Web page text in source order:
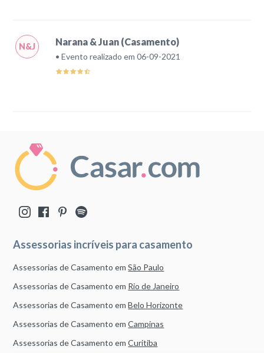
N&J Narana & Juan (Casamento)
• Evento realizado em 06-09-2021
Assessorias incríveis para casamento
Assessorias de Casamento emSão Paulo
Assessorias de Casamento em Rio de Janeiro
Assessorias de Casamento emBelo Horizonte
Assessorias de Casamento emCampinas
Assessorias de Casamento emCuritiba